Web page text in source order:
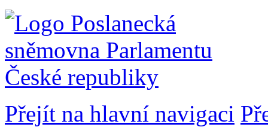
Přejít na hlavní navigaci